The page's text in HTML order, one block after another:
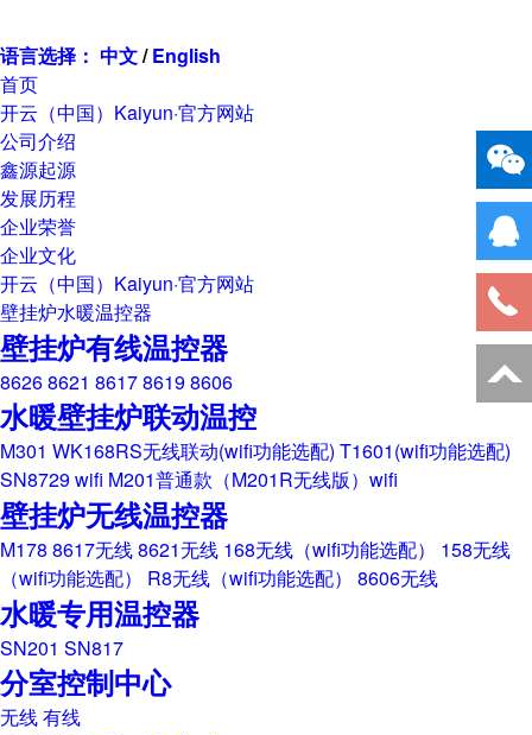
语言选择： 中文/English
首页
开云（中国）Kaiyun·官方网站
公司介绍
鑫源起源
发展历程
企业荣誉
企业文化
开云（中国）Kaiyun·官方网站
壁挂炉水暖温控器
壁挂炉有线温控器
86268621 861786198606
水暖壁挂炉联动温控
M301 WK168RS无线联动(wifi功能选配) T1601(wifi功能选配)
SN8729 wifi M201普通款（M201R无线版）wifi
壁挂炉无线温控器
M178 8617无线8621无线 168无线（wifi功能选配）
158无线
（wifi功能选配）
R8无线（wifi功能选配） 8606无线
水暖专用温控器
SN201 SN817
分室控制中心
无线有线